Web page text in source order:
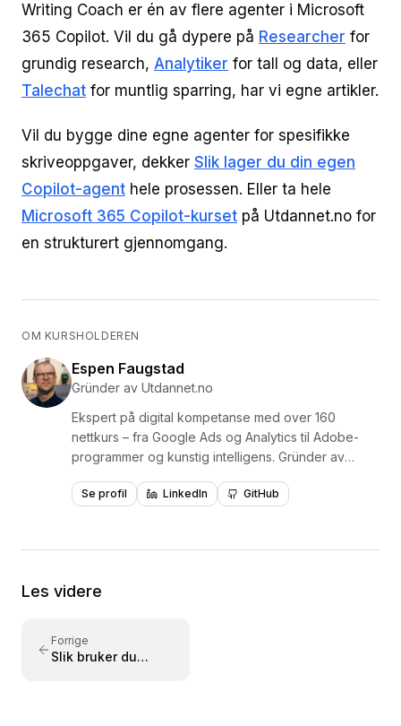
Writing Coach er én av flere agenter i Microsoft
365 Copilot. Vil du gå dypere på Researcher for
grundig research, Analytiker for tall og data, eller
Talechat for muntlig sparring, har vi egne artikler.
Vil du bygge dine egne agenter for spesifikke
skriveoppgaver, dekker Slik lager du din egen
Copilot-agent hele prosessen. Eller ta hele
Microsoft 365 Copilot-kurset på Utdannet.no for
en strukturert gjennomgang.
OM KURSHOLDEREN
Espen Faugstad
Gründer av Utdannet.no
Ekspert på digital kompetanse med over 160
nettkurs – fra Google Ads og Analytics til Adobe-
programmer og kunstig intelligens. Gründer av
formidlere av digital læring, med over 1,5 millioner
Media og Adresseavisen. Forfatter av læreboken
2015. Kursene er bygget på praktisk læring med
og viderekomne.
Se profil LinkedIn GitHub
Les videre
Forrige
Slik bruker du